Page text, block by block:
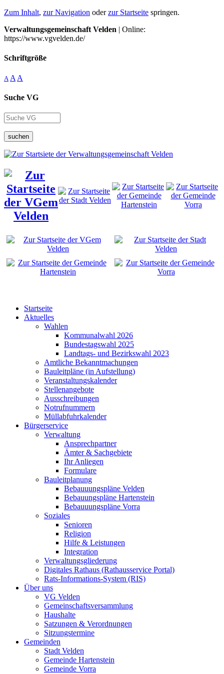
Zum Inhalt, zur Navigation oderzur Startseite springen.
Verwaltungsgemeinschaft Velden | Online:
https://www.vgvelden.de/
Schriftgröße
A A A
Suche VG
suchen
Startseite
Aktuelles
Wahlen
Kommunalwahl 2026
Bundestagswahl 2025
Landtags- und Bezirkswahl 2023
Amtliche Bekanntmachungen
Bauleitpläne (in Aufstellung)
Veranstaltungskalender
Stellenangebote
Ausschreibungen
Notrufnummern
Müllabfuhrkalender
Bürgerservice
Verwaltung
Ansprechpartner
Ämter & Sachgebiete
Ihr Anliegen
Formulare
Bauleitplanung
Bebauuungspläne Velden
Bebauungspläne Hartenstein
Bebauuungspläne Vorra
Soziales
Senioren
Religion
Hilfe & Leistungen
Integration
Verwaltungsgliederung
Digitales Rathaus (Rathausservice Portal)
Rats-Informations-System (RIS)
Über uns
VG Velden
Gemeinschaftsversammlung
Haushalte
Satzungen & Verordnungen
Sitzungstermine
Gemeinden
Stadt Velden
Gemeinde Hartenstein
Gemeinde Vorra